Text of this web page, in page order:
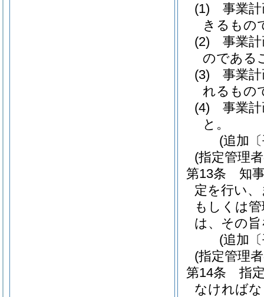
(1)
事業
きるもの
(2)
事業
のである
(3)
事業
れるもの
(4)
事業
と。
(追加
(指定管理
第13条
知
定を行い
もしくは
は、その
(追加
(指定管理
第14条
指
なければ